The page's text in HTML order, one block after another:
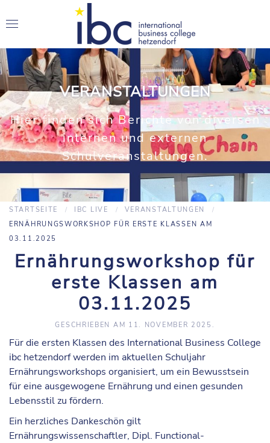
VERANSTALTUNGEN
Hier finden sich Berichte von diversen
internen und externen
Schulveranstaltungen.
STARTSEITE IBC LIVE
VERANSTALTUNGEN
ERNÄHRUNGSWORKSHOP FÜR ERSTE KLASSEN AM
03.11.2025
Ernährungsworkshop für
erste Klassen am
03.11.2025
GESCHRIEBEN AM 11. NOVEMBER 2025 .
Für die ersten Klassen des International Business College
ibc hetzendorf werden im aktuellen Schuljahr
Ernährungsworkshops organisiert, um ein Bewusstsein
für eine ausgewogene Ernährung und einen gesunden
Lebensstil zu fördern.
Ein herzliches Dankeschön gilt
Ernährungswissenschaftler, Dipl. Functional-